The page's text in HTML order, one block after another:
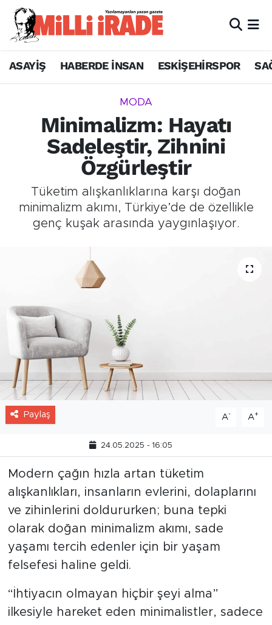
ASAYİŞ HABERDE İNSAN ESKİŞEHİRSPOR
MODA
Minimalizm: Hayatı
Sadeleştir, Zihnini
Özgürleştir
Tüketim alışkanlıklarına karşı doğan
minimalizm akımı, Türkiye’de de özellikle
genç kuşak arasında yaygınlaşıyor.
Paylaş A- A+
24.05.2025 - 16:05
Modern çağın hızla artan tüketim
alışkanlıkları, insanların evlerini, dolaplarını
ve zihinlerini doldururken; buna tepki
olarak doğan minimalizm akımı, sade
yaşamı tercih edenler için bir yaşam
felsefesi haline geldi.
“İhtiyacın olmayan hiçbir şeyi alma”
ilkesiyle hareket eden minimalistler, sadece